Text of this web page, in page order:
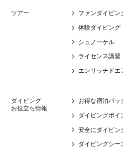
ツアー ファンダイビン
体験ダイビング
シュノーケル
ライセンス講習
エンリッチドエ
ダイビング
お役立ち情報
お得な宿泊パッ
ダイビングポイ
安全にダイビン
ダイビングシー